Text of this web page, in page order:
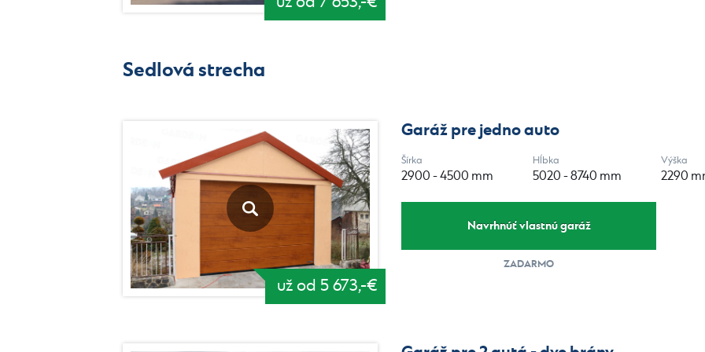
Sedlová strecha
už od 5 673,-€
Garáž pre jedno auto
Šírka Hĺbka Výška
2900 - 4500 mm 5020 - 8740 mm 2290
Navrhnúť vlastnú garáž
ZADARMO